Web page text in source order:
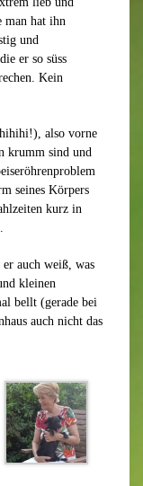
man hat ihn
und
er so süss
Kein
also vorne
krumm sind und
seines Körpers
kurz in
auch weiß, was
kleinen
bellt (gerade bei
auch nicht das